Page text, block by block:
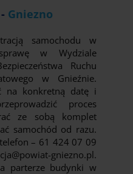
Gniezno
samochodu w
w Wydziale
Ruchu
w Gnieźnie.
na konkretną datę i
proces
ze sobą komplet
samochód od razu.
– 61 424 07 09
gniezno.pl.
parterze budynki w